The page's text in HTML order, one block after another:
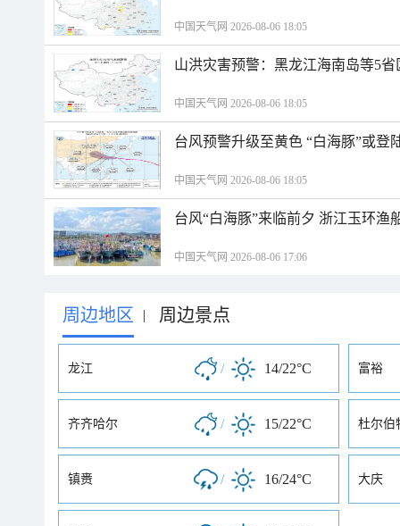
中国天气网 2026-08-06 18:05
山洪灾害预警：黑龙江海南岛等5
中国天气网 2026-08-06 18:05
台风预警升级至黄色 “白海豚”或登
中国天气网 2026-08-06 18:05
台风“白海豚”来临前夕 浙江玉环渔
中国天气网 2026-08-06 17:06
周边地区 | 周边景点
龙江 / 14/22°C 富裕
齐齐哈尔 / 15/22°C 杜尔伯
镇赉 / 16/24°C 大庆